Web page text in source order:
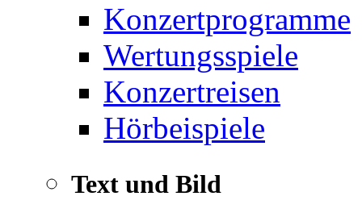
Konzertprogramme
Wertungsspiele
Konzertreisen
Hörbeispiele
Text und Bild